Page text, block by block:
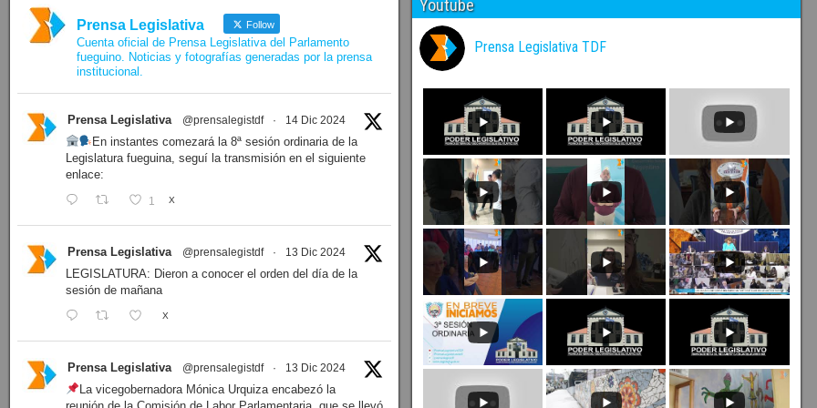
Prensa Legislativa Follow
Cuenta oficial de Prensa Legislativa del Parlamento
fueguino. Noticias y fotografías generadas por la prensa
institucional.
Prensa Legislativa @prensalegistdf · 14 Dic 2024
En instantes comezará la 8ª sesión ordinaria de la
Legislatura fueguina, seguí la transmisión en el siguiente
enlace:
1 X
Prensa Legislativa @prensalegistdf · 13 Dic 2024
LEGISLATURA: Dieron a conocer el orden del día de la
sesión de mañana
X
Prensa Legislativa @prensalegistdf · 13 Dic 2024
La vicegobernadora Mónica Urquiza encabezó la
Youtube
Prensa Legislativa TDF